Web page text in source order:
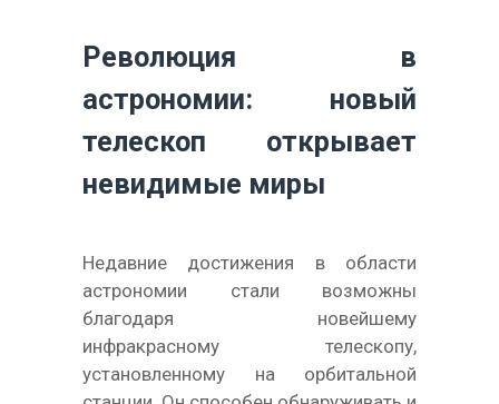
Революция в
астрономии: новый
телескоп открывает
невидимые миры
Недавние достижения в области
астрономии стали возможны
благодаря новейшему
инфракрасному телескопу,
установленному на орбитальной